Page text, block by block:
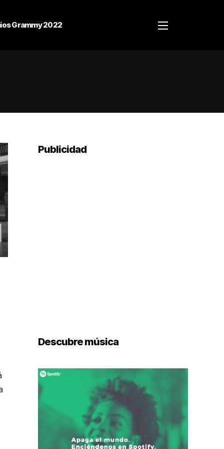
Grammy 2022
Publicidad
Descubre música